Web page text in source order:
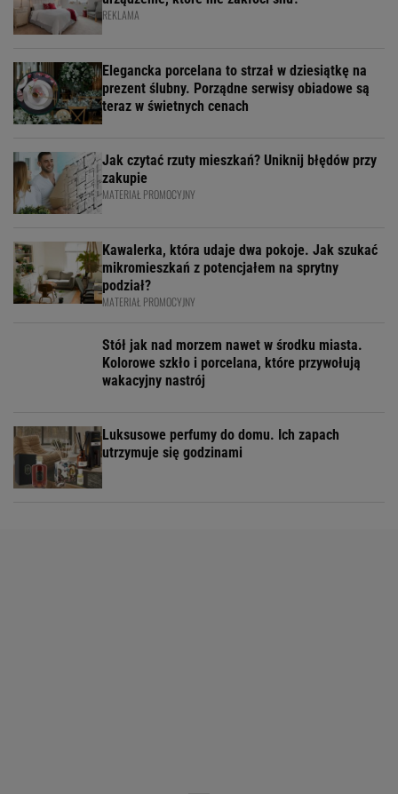
REKLAMA
Elegancka porcelana to strzał w dziesiątkę na
prezent ślubny. Porządne serwisy obiadowe są
teraz w świetnych cenach
Jak czytać rzuty mieszkań? Uniknij błędów przy
zakupie
MATERIAŁ PROMOCYJNY
Kawalerka, która udaje dwa pokoje. Jak szukać
mikromieszkań z potencjałem na sprytny
podział?
MATERIAŁ PROMOCYJNY
Stół jak nad morzem nawet w środku miasta.
Kolorowe szkło i porcelana, które przywołują
wakacyjny nastrój
Luksusowe perfumy do domu. Ich zapach
utrzymuje się godzinami